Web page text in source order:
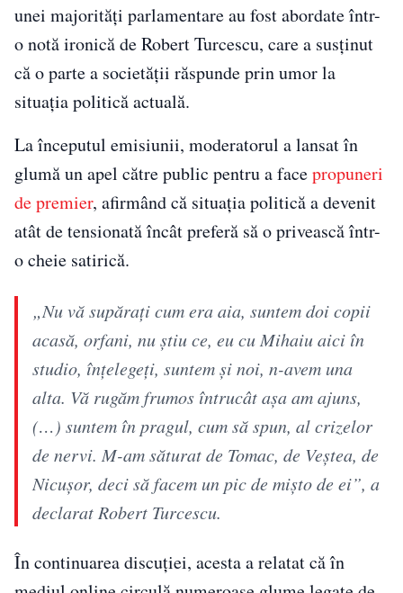
unei majorități parlamentare au fost abordate într-
o notă ironică de Robert Turcescu, care a susținut
că o parte a societății răspunde prin umor la
situația politică actuală.
La începutul emisiunii, moderatorul a lansat în
glumă un apel către public pentru a facepropuneri
de premier, afirmând că situația politică a devenit
atât de tensionată încât preferă să o privească într-
o cheie satirică.
„Nu vă supărați cum era aia, suntem doi copii
acasă, orfani, nu știu ce, eu cu Mihaiu aici în
studio, înțelegeți, suntem și noi, n-avem una
alta. Vă rugăm frumos întrucât așa am ajuns,
(…) suntem în pragul, cum să spun, al crizelor
de nervi. M-am săturat de Tomac, de Veștea, de
Nicușor, deci să facem un pic de mișto de ei”, a
declarat Robert Turcescu.
În continuarea discuției, acesta a relatat că în